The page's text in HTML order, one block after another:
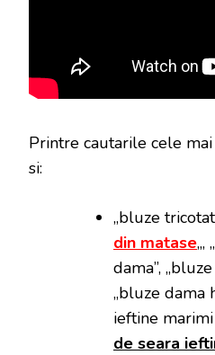
Printre cautarile cele
si:
„bluze
din matase„, „
dama”,
„bluze dama
ieftine marimi
de seara